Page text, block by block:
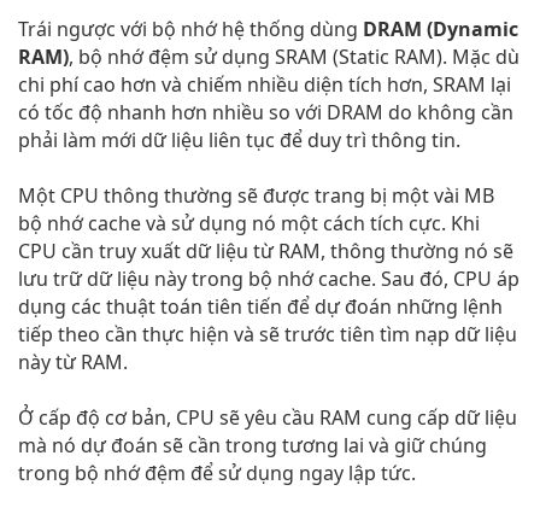
Trái ngược với bộ nhớ hệ thống dùng DRAM (Dynamic
RAM), bộ nhớ đệm sử dụng SRAM (Static RAM). Mặc dù
chi phí cao hơn và chiếm nhiều diện tích hơn, SRAM lại
có tốc độ nhanh hơn nhiều so với DRAM do không cần
phải làm mới dữ liệu liên tục để duy trì thông tin.
Một CPU thông thường sẽ được trang bị một vài MB
bộ nhớ cache và sử dụng nó một cách tích cực. Khi
CPU cần truy xuất dữ liệu từ RAM, thông thường nó sẽ
lưu trữ dữ liệu này trong bộ nhớ cache. Sau đó, CPU áp
dụng các thuật toán tiên tiến để dự đoán những lệnh
tiếp theo cần thực hiện và sẽ trước tiên tìm nạp dữ liệu
này từ RAM.
Ở cấp độ cơ bản, CPU sẽ yêu cầu RAM cung cấp dữ liệu
mà nó dự đoán sẽ cần trong tương lai và giữ chúng
trong bộ nhớ đệm để sử dụng ngay lập tức.